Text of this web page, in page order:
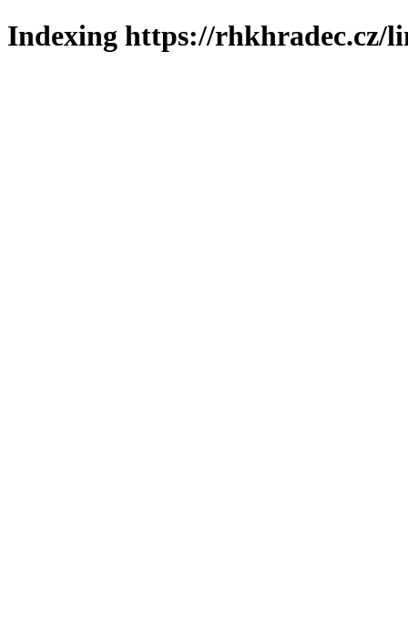
Indexing https://rhkhradec.cz/